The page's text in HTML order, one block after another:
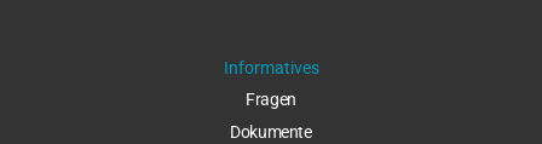
Informatives
Fragen
Dokumente